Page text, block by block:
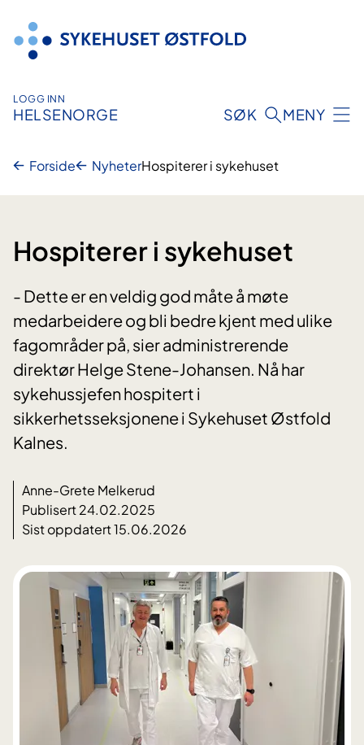
innhold
LOGG INN
HELSENORGE SØK MENY
Forside NyheterHospiterer i sykehuset
Hospiterer i sykehuset
- Dette er en veldig god måte å møte
medarbeidere og bli bedre kjent med ulike
fagområder på, sier administrerende
direktør Helge Stene-Johansen. Nå har
sykehussjefen hospitert i
sikkerhetsseksjonene i Sykehuset Østfold
Kalnes.
Anne-Grete Melkerud
Publisert 24.02.2025
Sist oppdatert 15.06.2026